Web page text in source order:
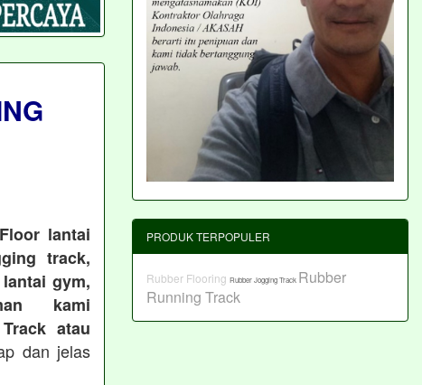
lantai
track,
gym,
kami
atau
dan jelas
PRODUK TERPOPULER
Rubber Flooring Rubber Jogging Track Rubber
Running Track